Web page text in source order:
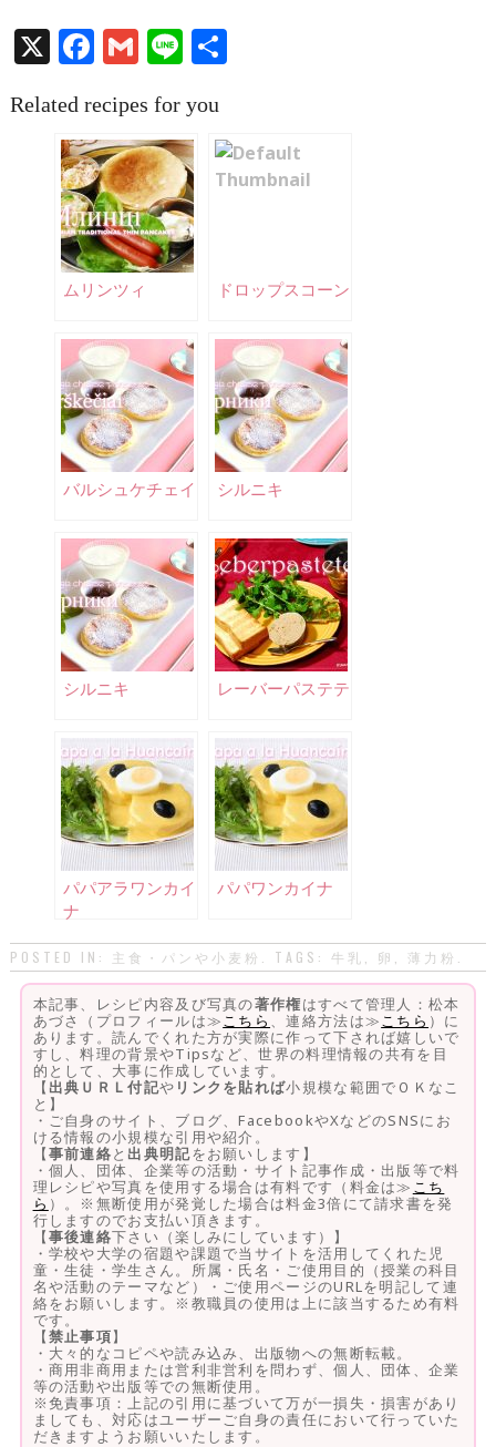
X Facebook
Gmail
Line共
Related recipes for you
ムリンツィ ドロップスコーン
バルシュケチェイ シルニキ
シルニキ レーバーパステテ
パパアラワンカイ
ナ
パパワンカイナ
POSTED IN: 主食・パンや小麦粉 . TAGS: 牛乳 卵 薄力粉
本記事、レシピ内容及び写真の著作権はすべて管理人：松本
あづさ（プロフィールは≫こちら 、連絡方法は≫こちら ）に
あります。読んでくれた方が実際に作って下されば嬉しいで
すし、料理の背景やTipsなど、世界の料理情報の共有を目
的として、大事に作成しています。
【 出典ＵＲＬ付記や リンクを貼れば小規模な範囲でＯＫなこ
と】
・ご自身のサイト、ブログ、FacebookやXなどのSNSにお
ける情報の小規模な引用や紹介。
【事前連絡と 出典明記をお願いします】
・個人、団体、企業等の活動・サイト記事作成・出版等で料
理レシピや写真を使用する場合は有料です（料金は≫ こち
ら ）。※無断使用が発覚した場合は料金3倍にて請求書を発
行しますのでお支払い頂きます。
【事後連絡下さい（楽しみにしています）】
・学校や大学の宿題や課題で当サイトを活用してくれた児
童・生徒・学生さん。所属・氏名・ご使用目的（授業の科目
名や活動のテーマなど）・ご使用ページのURLを明記して連
絡をお願いします。※教職員の使用は上に該当するため有料
です。
【禁止事項】
・大々的なコピペや読み込み、出版物への無断転載。
・商用非商用または営利非営利を問わず、個人、団体、企業
等の活動や出版等での無断使用。
※免責事項：上記の引用に基づいて万が一損失・損害があり
ましても、対応はユーザーご自身の責任において行っていた
だきますようお願いいたします。